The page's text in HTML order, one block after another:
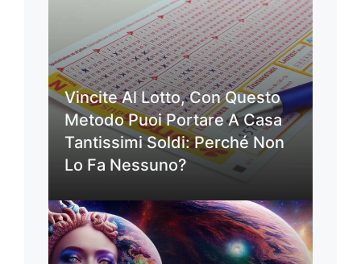
Vincite Al Lotto, Con Questo
Metodo Puoi Portare A Casa
Tantissimi Soldi: Perché Non
Lo Fa Nessuno?